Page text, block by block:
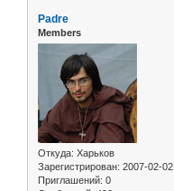
Padre
Members
Откуда: Харьков
Зарегистрирован: 2007-02-02
Приглашений: 0